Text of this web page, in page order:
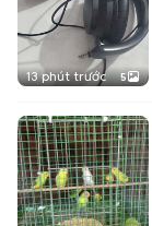
13 phút trước 5